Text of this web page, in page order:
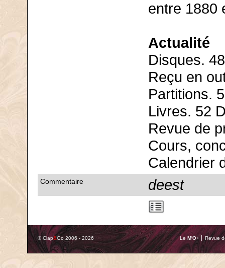
entre 1880
Actualité
Disques. 48
Reçu en
Partitions.
Livres. 52
Revue de
Cours,
Calendrier
Commentaire deest
© Clap&Go 2006 - 2026 Le M'O+ ⎢ Revue